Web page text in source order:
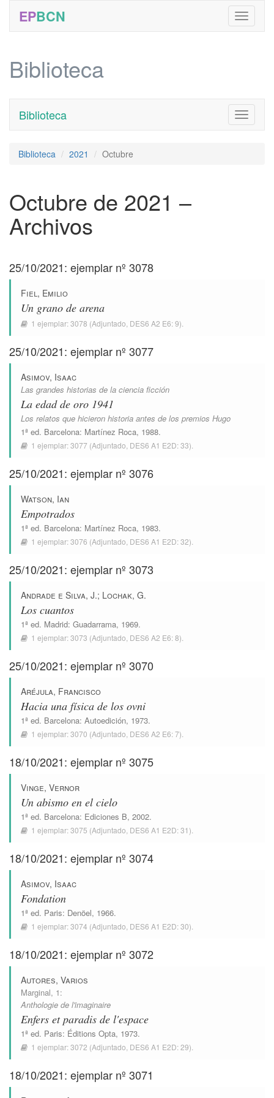
EPBCN
Biblioteca
Toggle
Biblioteca
Biblioteca 2021 Octubre
Octubre de 2021 –
Archivos
25/10/2021: ejemplar nº 3078
Fiel, Emilio
Un grano de arena
1 ejemplar:3078 (Adjuntado, DES6 A2 E6: 9).
25/10/2021: ejemplar nº 3077
Asimov, Isaac
Las grandes historias de la ciencia ficción
La edad de oro 1941
Los relatos que hicieron historia antes de los premios Hugo
1ª ed. Barcelona: Martínez Roca, 1988.
1 ejemplar:3077 (Adjuntado, DES6 A1 E2D: 33).
25/10/2021: ejemplar nº 3076
Watson, Ian
Empotrados
1ª ed. Barcelona: Martínez Roca, 1983.
1 ejemplar:3076 (Adjuntado, DES6 A1 E2D: 32).
25/10/2021: ejemplar nº 3073
Andrade e Silva, J.; Lochak, G.
Los cuantos
1ª ed. Madrid: Guadarrama, 1969.
1 ejemplar:3073 (Adjuntado, DES6 A2 E6: 8).
25/10/2021: ejemplar nº 3070
Aréjula, Francisco
Hacia una física de los ovni
1ª ed. Barcelona: Autoedición, 1973.
1 ejemplar:3070 (Adjuntado, DES6 A2 E6: 7).
18/10/2021: ejemplar nº 3075
Vinge, Vernor
Un abismo en el cielo
1ª ed. Barcelona: Ediciones B, 2002.
1 ejemplar:3075 (Adjuntado, DES6 A1 E2D: 31).
18/10/2021: ejemplar nº 3074
Asimov, Isaac
Fondation
1ª ed. Paris: Denöel, 1966.
1 ejemplar:3074 (Adjuntado, DES6 A1 E2D: 30).
18/10/2021: ejemplar nº 3072
Autores, Varios
Marginal, 1:
Anthologie de l'imaginaire
Enfers et paradis de l'espace
1ª ed. Paris: Éditions Opta, 1973.
1 ejemplar:3072 (Adjuntado, DES6 A1 E2D: 29).
18/10/2021: ejemplar nº 3071